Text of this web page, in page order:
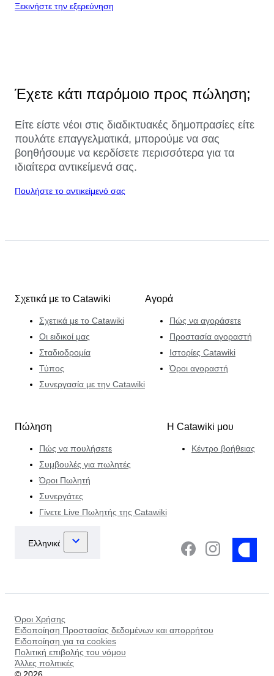
Ξεκινήστε την εξερεύνηση
Έχετε κάτι παρόμοιο προς πώληση;
Είτε είστε νέοι στις διαδικτυακές δημοπρασίες είτε
πουλάτε επαγγελματικά, μπορούμε να σας
βοηθήσουμε να κερδίσετε περισσότερα για τα
ιδιαίτερα αντικείμενά σας.
Πουλήστε το αντικείμενό σας
Σχετικά με το Catawiki
Σχετικά με το Catawiki
Οι ειδικοί μας
Σταδιοδρομία
Τύπος
Συνεργασία με την Catawiki
Αγορά
Πώς να αγοράσετε
Προστασία αγοραστή
Ιστορίες Catawiki
Όροι αγοραστή
Πώληση
Πώς να πουλήσετε
Συμβουλές για πωλητές
Όροι Πωλητή
Συνεργάτες
Γίνετε Live Πωλητής της Catawiki
Η Catawiki μου
Κέντρο βοήθειας
Όροι Χρήσης
Ειδοποίηση Προστασίας δεδομένων και απορρήτου
Ειδοποίηση για τα cookies
Πολιτική επιβολής του νόμου
Άλλες πολιτικές